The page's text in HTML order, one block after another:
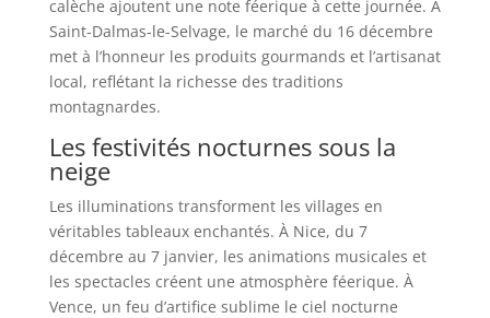
calèche ajoutent une note féerique à cette journée. À
Saint-Dalmas-le-Selvage, le marché du 16 décembre
met à l’honneur les produits gourmands et l’artisanat
local, reflétant la richesse des traditions
montagnardes.
Les festivités nocturnes sous la
neige
Les illuminations transforment les villages en
véritables tableaux enchantés. À Nice, du 7
décembre au 7 janvier, les animations musicales et
les spectacles créent une atmosphère féerique. À
Vence, un feu d’artifice sublime le ciel nocturne